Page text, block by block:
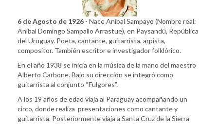
6 de Agosto de 1926 - Nace Aníbal Sampayo (Nombre real:
Aníbal Domingo Sampallo Arrastue), en Paysandú, República
del Uruguay. Poeta, cantante, guitarrista, arpista,
compositor. También escritor e investigador folklórico.
En el año 1938 se inicia en la música de la mano del maestro
Alberto Carbone. Bajo su dirección se integró como
guitarrista al conjunto “Fulgores”.
A los 19 años de edad viaja al Paraguay acompañando un
circo, donde realiza presentaciones como cantante y
guitarrista. Posteriormente viaja a Santa Cruz de la Sierra